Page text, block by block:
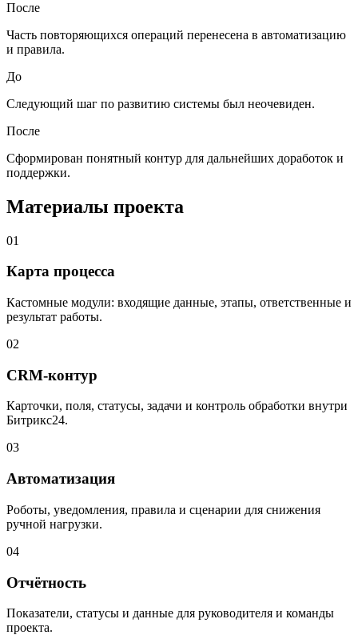
После
Часть повторяющихся операций перенесена в автоматизацию
и правила.
До
Следующий шаг по развитию системы был неочевиден.
После
Сформирован понятный контур для дальнейших доработок и
поддержки.
Материалы проекта
01
Карта процесса
Кастомные модули: входящие данные, этапы, ответственные и
результат работы.
02
CRM-контур
Карточки, поля, статусы, задачи и контроль обработки внутри
Битрикс24.
03
Автоматизация
Роботы, уведомления, правила и сценарии для снижения
ручной нагрузки.
04
Отчётность
Показатели, статусы и данные для руководителя и команды
проекта.